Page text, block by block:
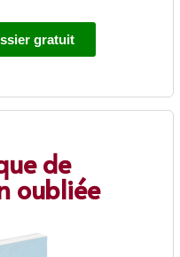
gratuit
de
oubliée